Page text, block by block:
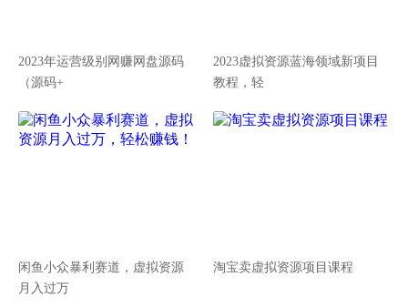
2023年运营级别网赚网盘源码
（源码+
2023虚拟资源蓝海领域新项目
教程，轻
闲鱼小众暴利赛道，虚拟资源
月入过万
淘宝卖虚拟资源项目课程